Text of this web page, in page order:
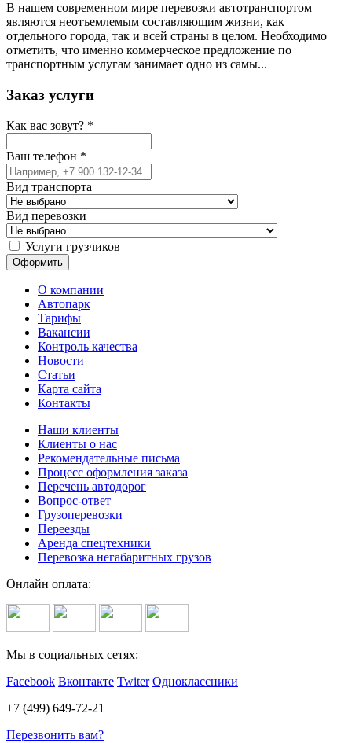
В нашем современном мире перевозки автотранспортом
являются неотъемлемым составляющим жизни, как
отдельного города, так и всей страны в целом. Необходимо
отметить, что именно коммерческое предложение по
транспортным услугам занимает одно из самы...
Заказ услуги
Как вас зовут? *
Ваш телефон *
Вид транспорта
Вид перевозки
Услуги грузчиков
О компании
Автопарк
Тарифы
Вакансии
Контроль качества
Новости
Статьи
Карта сайта
Контакты
Наши клиенты
Клиенты о нас
Рекомендательные письма
Процесс оформления заказа
Перечень автодорог
Вопрос-ответ
Грузоперевозки
Переезды
Аренда спецтехники
Перевозка негабаритных грузов
Онлайн оплата:
Мы в социальных сетях:
Facebook Вконтакте Twiter Одноклассники
+7 (499) 649-72-21
Перезвонить вам?